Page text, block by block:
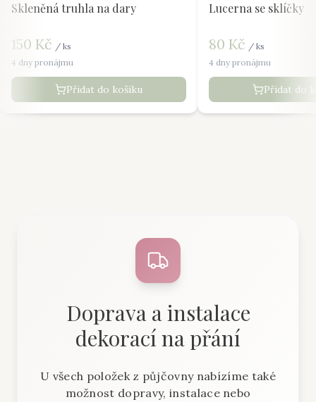
Skleněná truhla na dary
150 Kč / ks
4 dny pronájmu
Přidat do košíku
Lucerna se sklíčky
80 Kč / ks
4 dny pronájmu
Přidat do
Doprava a instalace
dekorací na přání
U všech položek z půjčovny nabízíme také
možnost dopravy, instalace nebo